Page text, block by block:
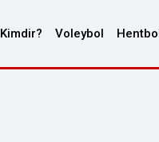
Kimdir? Voleybol